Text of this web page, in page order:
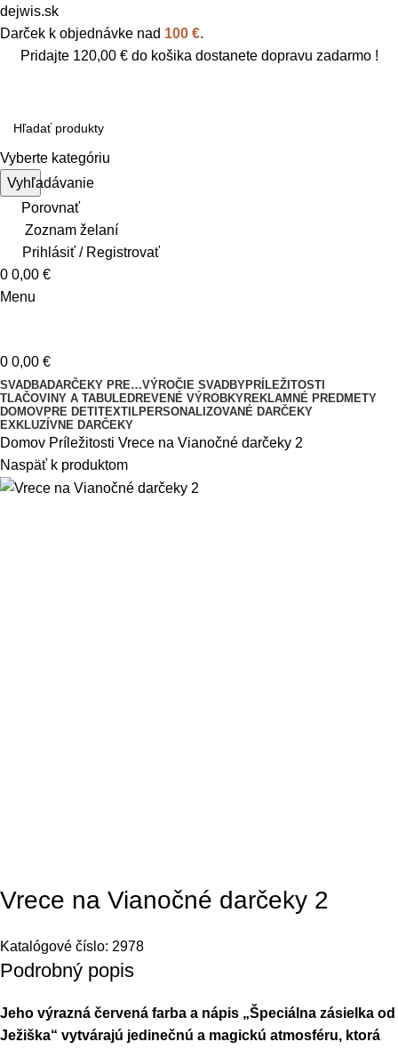
dejwis.sk
Darček k objednávke nad 100 €.
Pridajte 120,00 €do košika dostanete dopravu zadarmo !
Vyberte kategóriu
Vyhľadávanie
Porovnať
Zoznam želaní
Prihlásiť / Registrovať
0 0,00 €
Menu
0 0,00 €
SVADBADARČEKY PRE…VÝROČIE SVADBYPRÍLEŽITOSTI
TLAČOVINY A TABULEDREVENÉ VÝROBKYREKLAMNÉ PREDMETY
DOMOVPRE DETI TEXTILPERSONALIZOVANÉ DARČEKY
EXKLUZÍVNE DARČEKY
Domov Príležitosti Vrece na Vianočné darčeky 2
Naspäť k produktom
Vrece na Vianočné darčeky 2
Katalógové číslo: 2978
Podrobný popis
Jeho výrazná červená farba a nápis „Špeciálna zásielka od
Ježiška“ vytvárajú jedinečnú a magickú atmosféru, ktorá